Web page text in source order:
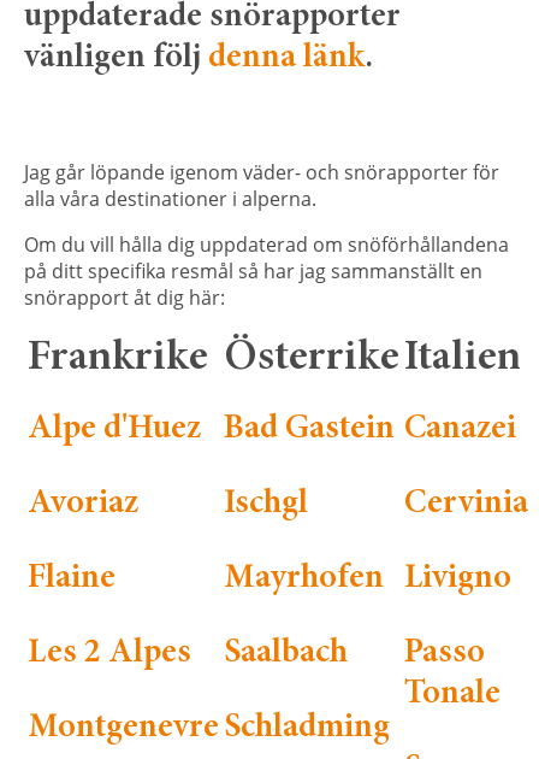
uppdaterade snörapporter
vänligen följ denna länk.
Jag går löpande igenom väder- och snörapporter för
alla våra destinationer i alperna.
Om du vill hålla dig uppdaterad om snöförhållandena
på ditt specifika resmål så har jag sammanställt en
snörapport åt dig här:
Frankrike
Alpe d'Huez
Avoriaz
Flaine
Les 2 Alpes
Montgenevre
Österrike
Bad Gastein
Ischgl
Mayrhofen
Saalbach
Schladming
Italien
Canazei
Cervinia
Livigno
Passo
Tonale